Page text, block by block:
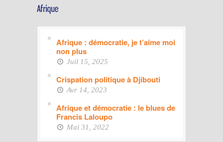
Afrique : démocratie, je t’aime moi
non plus
Juil 15, 2025
Crispation politique à Djibouti
Avr 14, 2023
Afrique et démocratie : le blues de
Francis Laloupo
Mai 31, 2022